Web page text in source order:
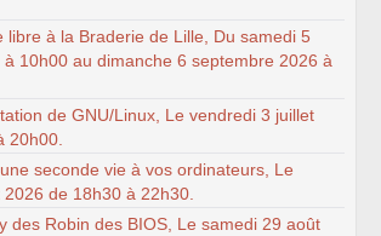
libre à la Braderie de Lille, Du samedi 5
10h00 au dimanche 6 septembre 2026 à
de GNU/Linux, Le vendredi 3 juillet
20h00.
seconde vie à vos ordinateurs, Le
de 18h30 à 22h30.
des Robin des BIOS, Le samedi 29 août